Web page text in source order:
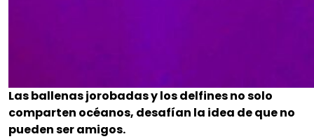
Las ballenas jorobadas y los delfines no solo
comparten océanos, desafían la idea de que no
pueden ser amigos.